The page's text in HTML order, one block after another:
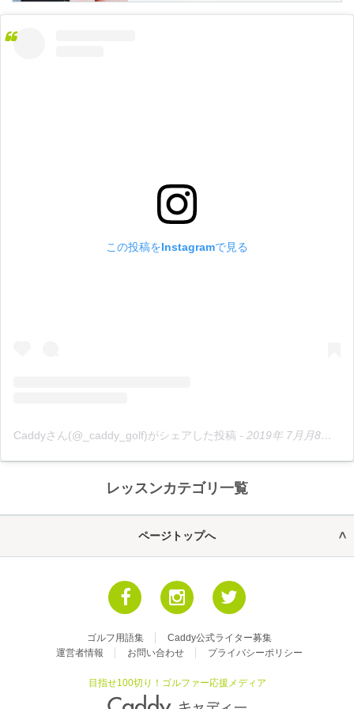
この投稿をInstagramで見る
Caddyさん(@_caddy_golf)がシェアした投稿 - 2019年 7月月8日午後6時37分PDT
レッスンカテゴリ一覧
ページトップへ
ゴルフ用語集
Caddy公式ライター募集
運営者情報
お問い合わせ プライバシーポリシー
目指せ100切り！ゴルファー応援メディア